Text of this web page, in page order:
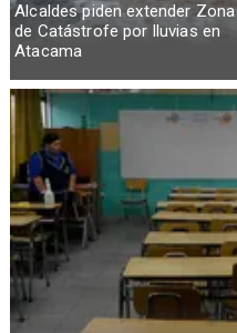
Alcaldes piden extender Zona
de Catástrofe por lluvias en
Atacama